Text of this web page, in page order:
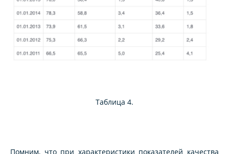
Таблица 4.
Помним, что при характеристики показателей качества